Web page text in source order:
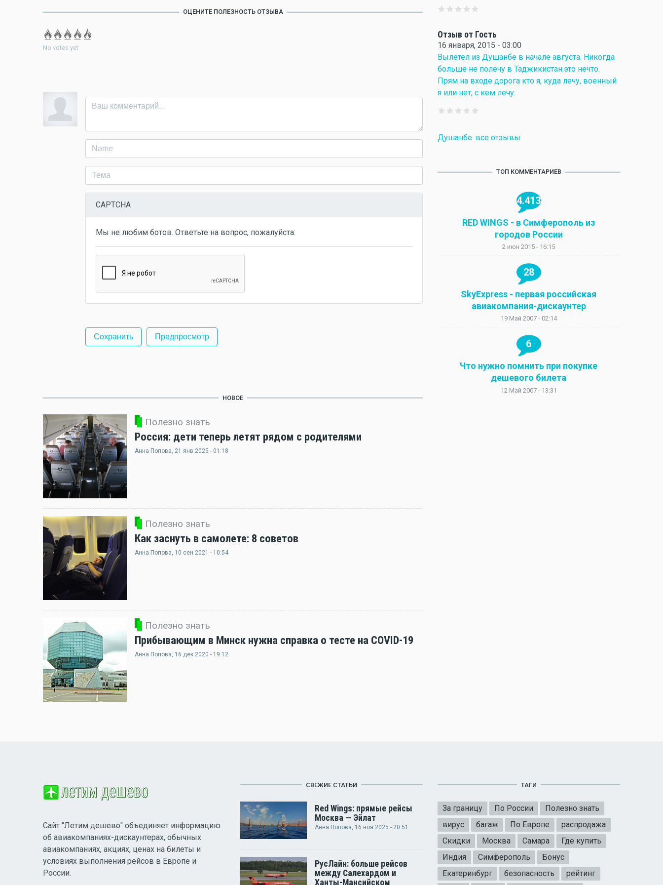
ОЦЕНИТЕ ПОЛЕЗНОСТЬ ОТЗЫВА
No votes yet
CAPTCHA
Мы не любим ботов. Ответьте на вопрос, пожалуйста:
НОВОЕ
Полезно знать
Россия: дети теперь летят рядом с родителями
Анна Попова, 21 янв 2025 - 01:18
Полезно знать
Как заснуть в самолете: 8 советов
Анна Попова, 10 сен 2021 - 10:54
Полезно знать
Прибывающим в Минск нужна справка о тесте на COVID-19
Анна Попова, 16 дек 2020 - 19:12
Отзыв от Гость
16 января, 2015 - 03:00
Вылетел из Душанбе в начале августа. Никогда
больше не полечу в Таджикистан.это нечто.
Прям на входе дорога кто я, куда лечу, военный
я или нет, с кем лечу.
Душанбе: все отзывы
ТОП КОММЕНТАРИЕВ
4.413
RED WINGS - в Симферополь из
городов России
2 июн 2015 - 16:15
28
SkyExpress - первая российская
авиакомпания-дискаунтер
19 Май 2007 - 02:14
6
Что нужно помнить при покупке
дешевого билета
12 Май 2007 - 13:31
Сайт "Летим дешево" объединяет информацию
об авиакомпаниях-дискаунтерах, обычных
авиакомпаниях, акциях, ценах на билеты и
условиях выполнения рейсов в Европе и
России.
СВЕЖИЕ СТАТЬИ
Red Wings: прямые рейсы
Москва — Эйлат
Анна Попова, 16 ноя 2025 - 20:51
РусЛайн: больше рейсов
между Салехардом и
Ханты-Мансийском
ТАГИ
За границу По России
Полезно знать
вирус
багаж По Европе
распродажа
Скидки
Москва Самара
Где купить
Индия
Симферополь
Бонус
Екатеринбург
безопасность рейтинг